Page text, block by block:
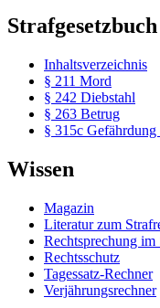
Strafgesetzbuch
Inhaltsverzeichnis
§ 211 Mord
§ 242 Diebstahl
§ 263 Betrug
§ 315c Gefährdung
Wissen
Magazin
Literatur zum
Rechtsprechung im
Rechtsschutz
Tagessatz-Rechner
Verjährungsrechner